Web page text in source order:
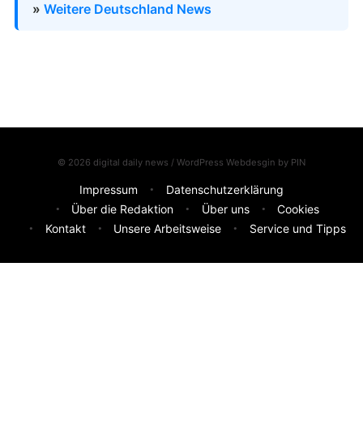
» Weitere Deutschland News
© 2026 digital daily news / WordPress Webdesgin by PIN
Impressum
Datenschutzerklärung
Über die Redaktion
Über uns
Cookies
Kontakt
Unsere Arbeitsweise Service und Tipps